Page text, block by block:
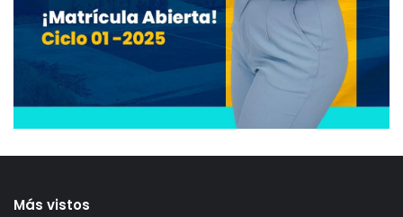
Más vistos